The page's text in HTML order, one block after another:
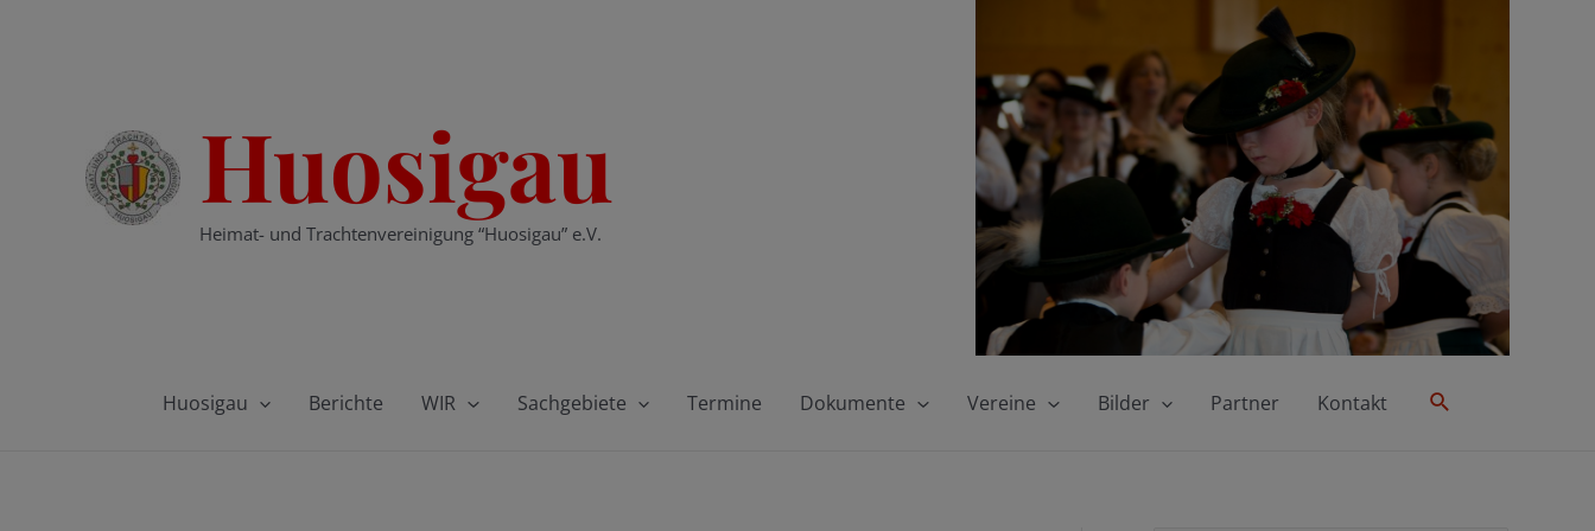
Huosigau
Heimat- und Trachtenvereinigung “Huosigau” e.V.
Huosigau Berichte WIR Sachgebiete Termine Dokumente Vereine Bilder Partner Kontakt Suche